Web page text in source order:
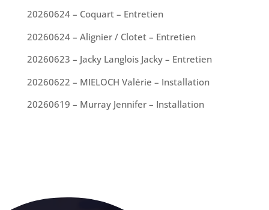
20260624 – Coquart – Entretien
20260624 – Alignier / Clotet – Entretien
20260623 – Jacky Langlois Jacky – Entretien
20260622 – MIELOCH Valérie – Installation
20260619 – Murray Jennifer – Installation